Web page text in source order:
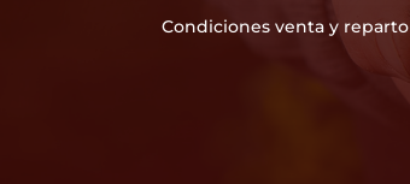
Condiciones venta y reparto